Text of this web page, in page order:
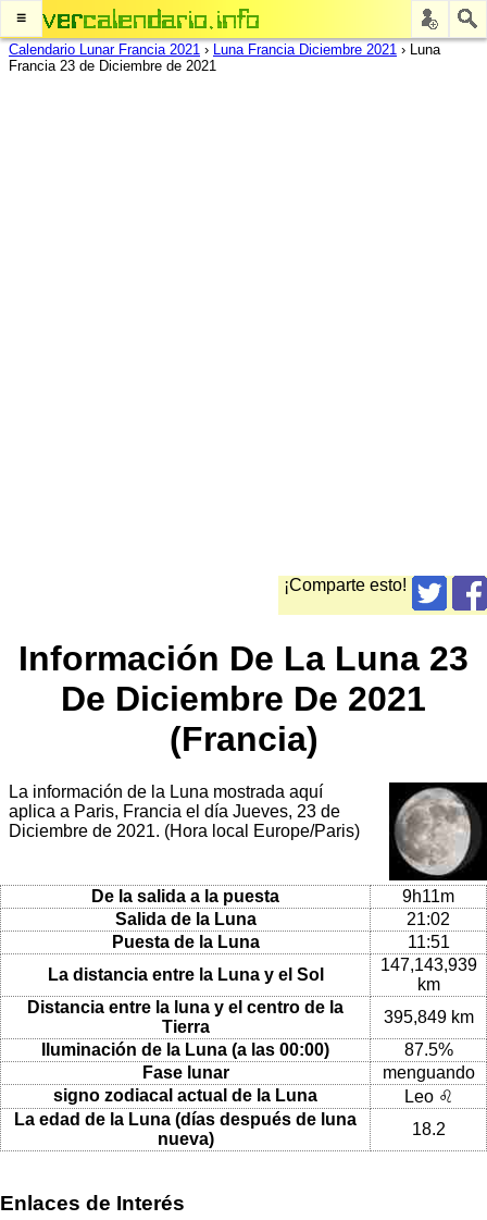
≡
Calendario Lunar Francia 2021 › Luna Francia Diciembre 2021 › Luna
Francia 23 de Diciembre de 2021
¡Comparte esto!
Información De La Luna 23
De Diciembre De 2021
(Francia)
La información de la Luna mostrada aquí
aplica a Paris, Francia el día Jueves, 23 de
Diciembre de 2021. (Hora local Europe/Paris)
De la salida a la puesta
9h11m
Salida de la Luna
21:02
Puesta de la Luna
11:51
La distancia entre la Luna y el Sol
147,143,939
km
Distancia entre la luna y el centro de la
Tierra
395,849 km
Iluminación de la Luna (a las 00:00)
87.5%
Fase lunar
menguando
signo zodiacal actual de la Luna
Leo ♌
La edad de la Luna (días después de luna
nueva)
18.2
Enlaces de Interés